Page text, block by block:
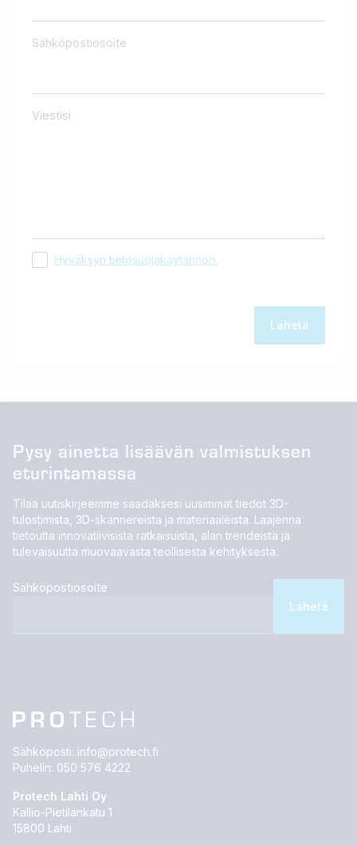
Sähköpostiosoite
Viestisi
Hyväksyn tietosuojakäytännön.
Pysy ainetta lisäävän valmistuksen
eturintamassa
Tilaa uutiskirjeemme saadaksesi uusimmat tiedot 3D-
tulostimista, 3D-skannereista ja materiaaleista. Laajenna
tietoutta innovatiivisista ratkaisuista, alan trendeistä ja
tulevaisuutta muovaavasta teollisesta kehityksestä.
Sähköpostiosoite
Sähköposti: info@protech.fi
Puhelin: 050 576 4222
Protech Lahti Oy
Kallio-Pietilänkatu 1
15800 Lahti